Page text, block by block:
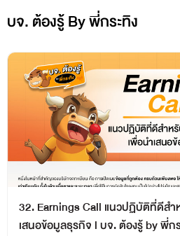
บจ. ต้องรู้ By พี่กระทิง
32. Earnings Call แนวปฏิบัติที่ดีสำ
เสนอข้อมูลธุรกิจ l บจ. ต้องรู้ by พี่ก